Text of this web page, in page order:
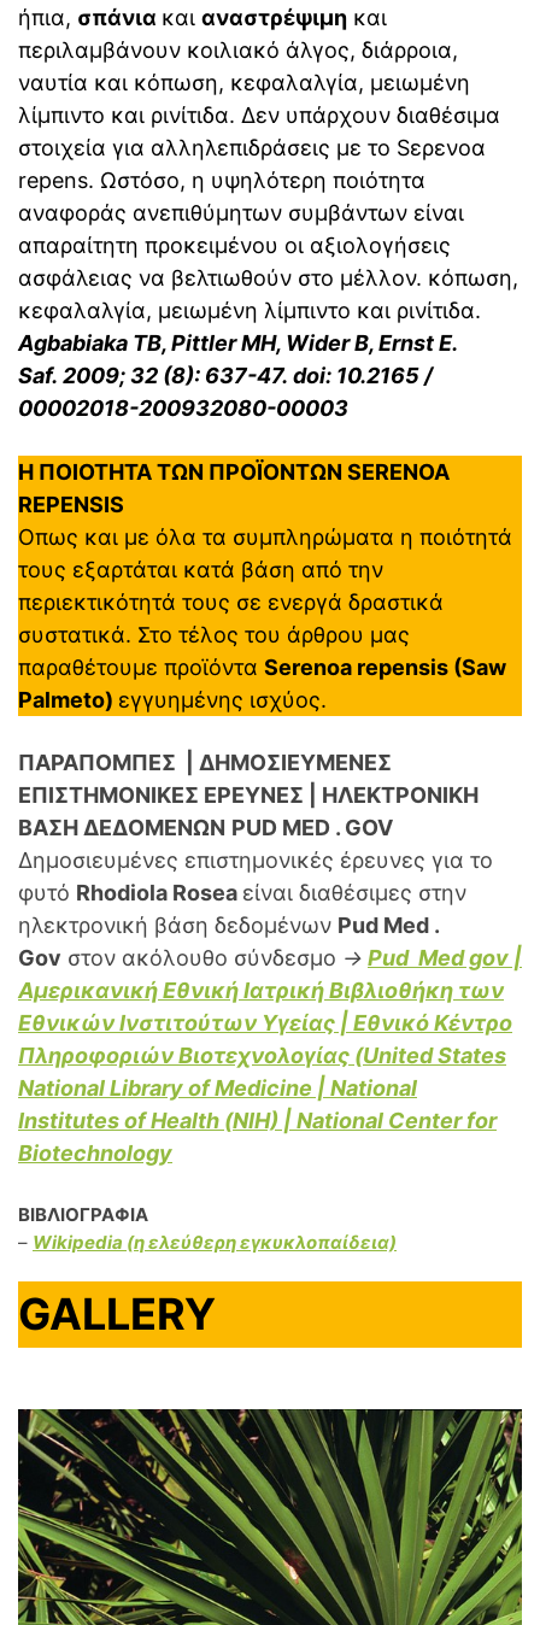
ήπια, σπάνια και αναστρέψιμη και
περιλαμβάνουν κοιλιακό άλγος, διάρροια,
ναυτία και κόπωση, κεφαλαλγία, μειωμένη
λίμπιντο και ρινίτιδα. Δεν υπάρχουν διαθέσιμα
στοιχεία για αλληλεπιδράσεις με το Sερενοα
repens. Ωστόσο, η υψηλότερη ποιότητα
αναφοράς ανεπιθύμητων συμβάντων είναι
απαραίτητη προκειμένου οι αξιολογήσεις
ασφάλειας να βελτιωθούν στο μέλλον. κόπωση,
κεφαλαλγία, μειωμένη λίμπιντο και ρινίτιδα.
Agbabiaka TB, Pittler MH, Wider B, Ernst E.
Saf. 2009; 32 (8): 637-47. doi: 10.2165 /
00002018-200932080-00003
Η ΠΟΙΟΤΗΤΑ ΤΩΝ ΠΡΟΪΟΝΤΩΝ SERENOA
REPENSIS
Οπως και με όλα τα συμπληρώματα η ποιότητά
τους εξαρτάται κατά βάση από την
περιεκτικότητά τους σε ενεργά δραστικά
συστατικά. Στο τέλος του άρθρου μας
παραθέτουμε προϊόντα Serenoa repensis (Saw
Palmeto) εγγυημένης ισχύος.
ΠΑΡΑΠΟΜΠΕΣ | ΔΗΜΟΣΙΕΥΜΕΝΕΣ
ΕΠΙΣΤΗΜΟΝΙΚΕΣ ΕΡΕΥΝΕΣ | ΗΛΕΚΤΡΟΝΙΚΗ
ΒΑΣΗ ΔΕΔΟΜΕΝΩΝ PUD MED . GOV
Δημοσιευμένες επιστημονικές έρευνες για το
φυτό Rhodiola Rosea είναι διαθέσιμες στην
ηλεκτρονική βάση δεδομένων Pud Med .
Gov στον ακόλουθο σύνδεσμο → Pud Med gov |
Αμερικανική Εθνική Ιατρική Βιβλιοθήκη των
Εθνικών Ινστιτούτων Υγείας | Εθνικό Κέντρο
Πληροφοριών Βιοτεχνολογίας (United States
National Library of Medicine | National
Institutes of Health (ΝΙΗ) | National Center for
Biotechnology
ΒΙΒΛΙΟΓΡΑΦΙΑ
– Wikipedia (η ελεύθερη εγκυκλοπαίδεια)
GALLERY